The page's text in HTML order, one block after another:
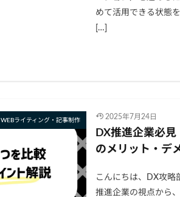
めて活用できる状態
[…]
WEBライティング・記事制作 2025年7月24日
DX推進企業必
のメリット・デ
こんにちは、DX攻略
推進企業の視点から